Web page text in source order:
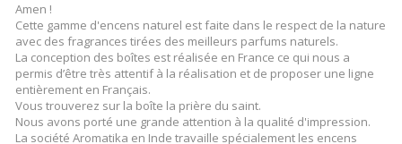
Amen !
Cette gamme d'encens naturel est faite dans le respect de la nature
avec des fragrances tirées des meilleurs parfums naturels.
La conception des boîtes est réalisée en France ce qui nous a
permis d’être très attentif à la réalisation et de proposer une ligne
entièrement en Français.
Vous trouverez sur la boîte la prière du saint.
Nous avons porté une grande attention à la qualité d'impression.
La société Aromatika en Inde travaille spécialement les encens